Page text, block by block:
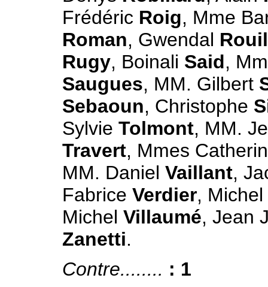
Frédéric Roig, Mme
Roman, Gwendal
Rugy, Boinali Said,
Saugues, MM. Gilbert
Sebaoun, Christophe
Sylvie Tolmont, MM.
Travert, Mmes
MM. Daniel Vaillant,
Fabrice Verdier, Michel
Michel Villaumé, Jean
Zanetti.
Contre........ : 1